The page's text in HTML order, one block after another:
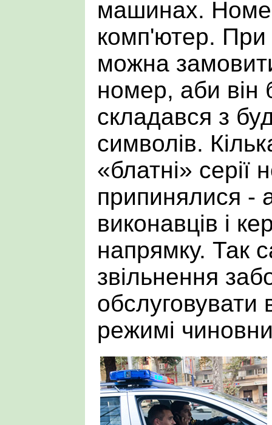
машинах.
комп'ютер. При
можна
номер, аби він
складався з
символів.
«блатні» серії
припинялися -
виконавців і
напрямку. Так
звільнення
обслуговувати
режимі